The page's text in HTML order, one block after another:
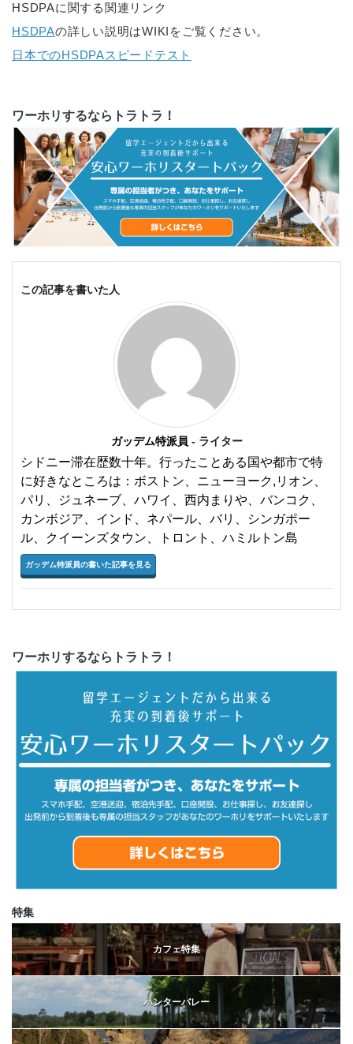
HSDPAに関する関連リンク
HSDPAの詳しい説明はWIKIをご覧ください。
日本でのHSDPAスピードテスト
ワーホリするならトラトラ！
この記事を書いた人
ガッデム特派員 - ライター
シドニー滞在歴数十年。行ったことある国や都市で特
に好きなところは：ボストン、ニューヨーク,リオン、
パリ、ジュネーブ、ハワイ、西内まりや、バンコク、
カンボジア、インド、ネパール、バリ、シンガポー
ル、クイーンズタウン、トロント、ハミルトン島
ガッデム特派員の書いた記事を見る
ワーホリするならトラトラ！
特集
カフェ特集
ハンターバレー